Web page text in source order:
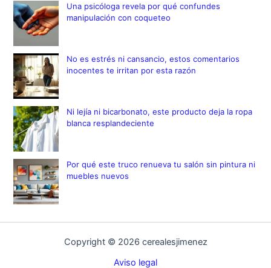
Una psicóloga revela por qué confundes
manipulación con coqueteo
No es estrés ni cansancio, estos comentarios
inocentes te irritan por esta razón
Ni lejía ni bicarbonato, este producto deja la ropa
blanca resplandeciente
Por qué este truco renueva tu salón sin pintura ni
muebles nuevos
Copyright © 2026 cerealesjimenez
Aviso legal